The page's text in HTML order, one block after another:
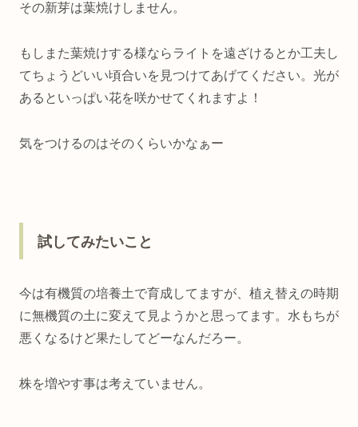
その新芽は葉焼けしません。
もしまた葉焼けする様ならライトを遠ざけるとか工夫し
てちょうどいい頃合いを見つけてあげてください。光が
あるといっぱい花を咲かせてくれますよ！
気をつけるのはそのくらいかなぁー
試してみたいこと
今は有機質の培養土で育成してますが、植え替えの時期
に無機質の土に変えて見ようかと思ってます。水もちが
悪くなるけど果たしてどーなんだろー。
株を増やす事は考えていません。